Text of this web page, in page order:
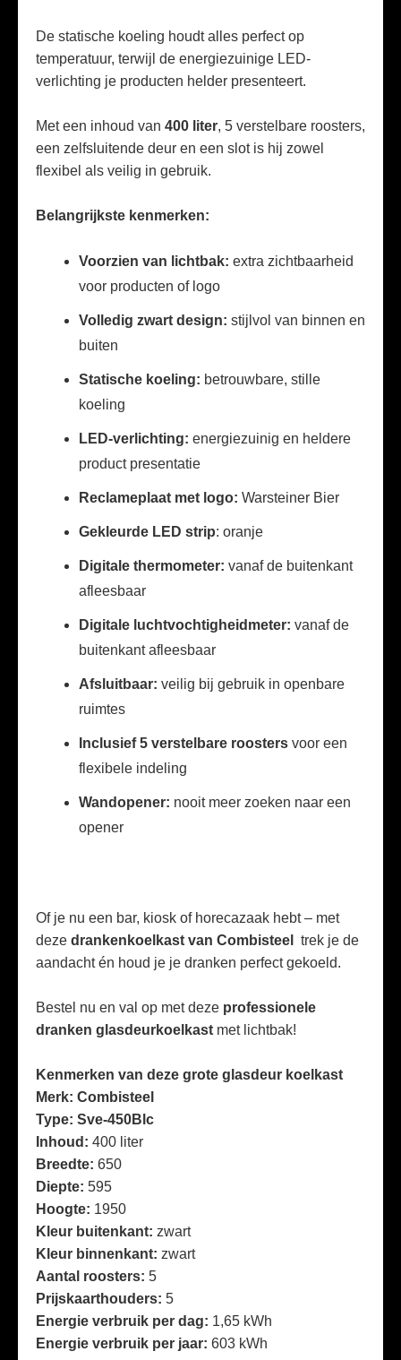
De statische koeling houdt alles perfect op
temperatuur, terwijl de energiezuinige LED-
verlichting je producten helder presenteert.
Met een inhoud van 400 liter, 5 verstelbare roosters,
een zelfsluitende deur en een slot is hij zowel
flexibel als veilig in gebruik.
Belangrijkste kenmerken:
Voorzien van lichtbak: extra zichtbaarheid
voor producten of logo
Volledig zwart design: stijlvol van binnen en
buiten
Statische koeling: betrouwbare, stille
koeling
LED-verlichting: energiezuinig en heldere
product presentatie
Reclameplaat met logo: Warsteiner Bier
Gekleurde LED strip: oranje
Digitale thermometer: vanaf de buitenkant
afleesbaar
Digitale luchtvochtigheidmeter: vanaf de
buitenkant afleesbaar
Afsluitbaar: veilig bij gebruik in openbare
ruimtes
Inclusief 5 verstelbare roosters voor een
flexibele indeling
Wandopener: nooit meer zoeken naar een
opener
Of je nu een bar, kiosk of horecazaak hebt – met
deze drankenkoelkast van Combisteel
trek je de
aandacht én houd je je dranken perfect gekoeld.
Bestel nu en val op met deze professionele
dranken glasdeurkoelkast met lichtbak!
Kenmerken van deze grote glasdeur koelkast
Merk: Combisteel
Type: Sve-450Blc
Inhoud: 400 liter
Breedte: 650
Diepte: 595
Hoogte: 1950
Kleur buitenkant: zwart
Kleur binnenkant: zwart
Aantal roosters: 5
Prijskaarthouders: 5
Energie verbruik per dag: 1,65 kWh
Energie verbruik per jaar: 603 kWh